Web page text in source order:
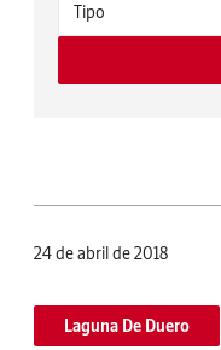
24 de abril de 2018
Laguna De Duero